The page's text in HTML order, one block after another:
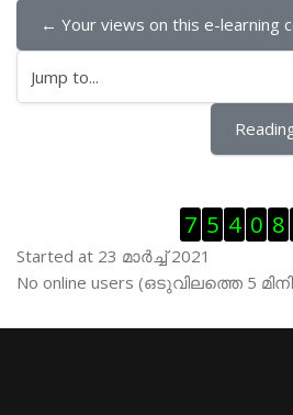
← Your views on this e-learning
Jump to...
7 5 4 0 8
Started at 23 മാര്‍ച്ച് 2021
Skip ഓണ്‍ലയിന്‍ ഉപഭൊക്താക്കള്‍
No online users (ഒടുവിലത്തെ 5